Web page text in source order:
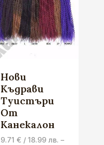
Нови
Къдрави
Туистъри
От
Канекалон
9.71 € / 18.99 лв.–